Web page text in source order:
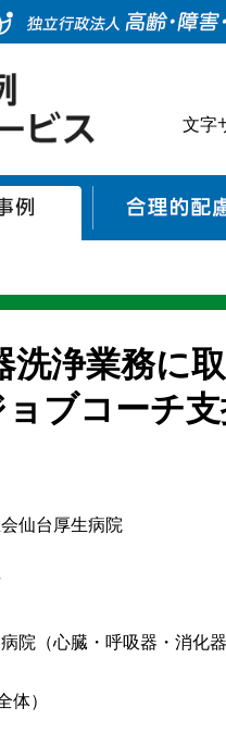
文字
モデル事例
洗浄業務に
ョブコーチ
仙台厚生病院
院（心臓・呼吸器・消化器
体）